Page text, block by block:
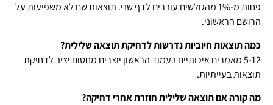
פחות מ-1% מהגולשים עוברים לדף שני. תוצאות שם לא משפיעות על
הרושם הראשוני.
כמה תוצאות חיוביות נדרשות לדחיקת תוצאה שלילית?
5-12 מאמרים איכותיים בעמוד הראשון יוצרים מחסום יציב לדחיקת
תוצאות בעייתיות.
מה קורה אם תוצאה שלילית חוזרת אחרי דחיקה?